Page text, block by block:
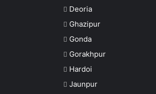
Deoria
Ghazipur
Gonda
Gorakhpur
Hardoi
Jaunpur